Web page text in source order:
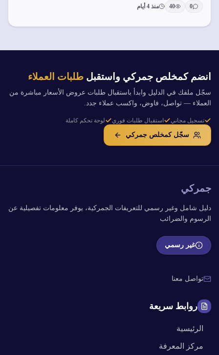
0
40 منذ 4 أيام
انضم كمخلص جمركي واستقبل طلبات العملاء
سجّل ملفك في الدليل وابدأ باستقبال طلبات عروض الأسعار مباشرة من
العملاء — تواصل، فاوض، واكسب عملاء جدد.
تسجيل مجاني استقبال طلبات فوري لوحة تحكم كاملة
سجّل كمخلص جمركي
جمركي
دليل شامل وغير رسمي للتعريفات الجمركية، يوفر معلومات تفصيلية عن
الرسوم والضرائب
غير رسمي
تواصل معنا
روابط سريعة
الرئيسية
مركز المعرفة